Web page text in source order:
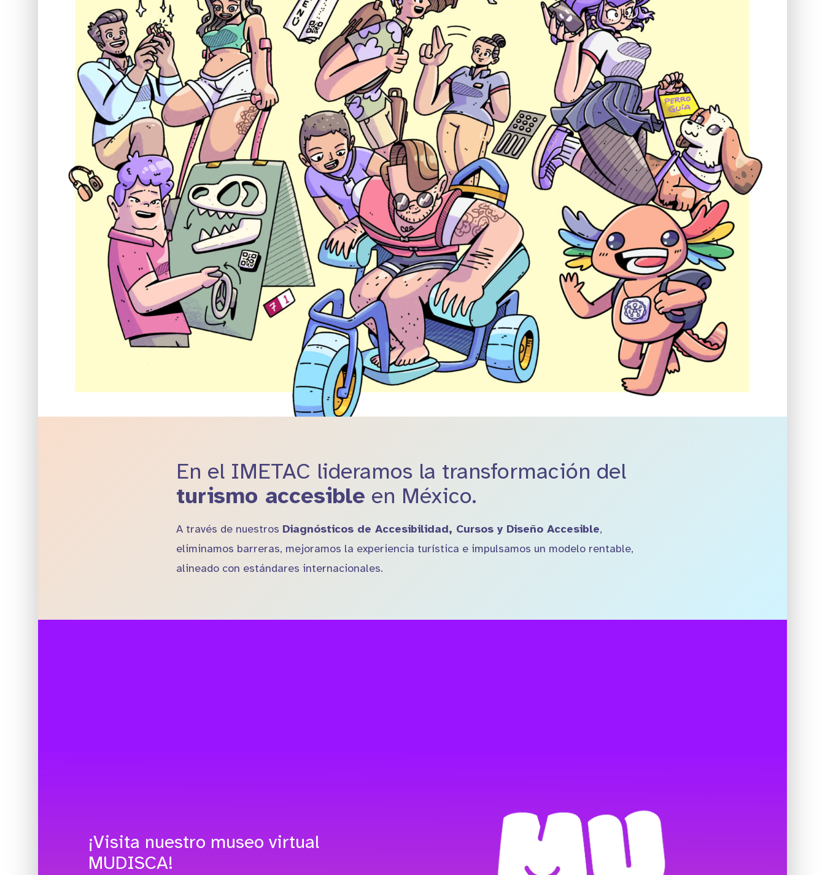
En el IMETAC lideramos la transformación del
turismo accesible en México.
A través de nuestros Diagnósticos de Accesibilidad, Cursos y Diseño Accesible,
eliminamos barreras, mejoramos la experiencia turística e impulsamos un modelo rentable,
alineado con estándares internacionales.
¡Visita nuestro museo virtual
MUDISCA!